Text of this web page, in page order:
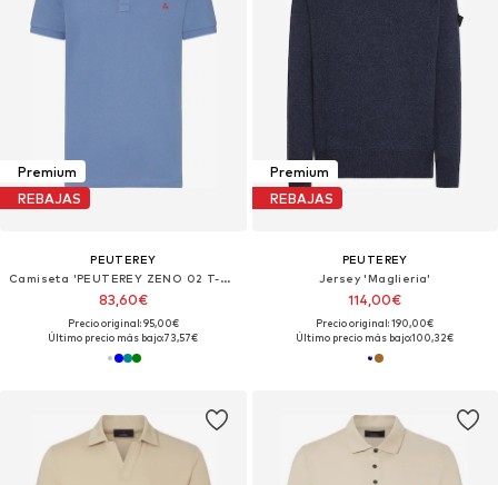
Premium
REBAJAS
PEUTEREY
Camiseta 'PEUTEREY ZENO 02 T-Shirt e Polo'
83,60€
Precio original: 95,00€
Último precio más bajo:73,57€
Premium
REBAJAS
PEUTEREY
Jersey 'Maglieria'
114,00€
Precio original: 190,00€
Último precio más bajo:100,32€